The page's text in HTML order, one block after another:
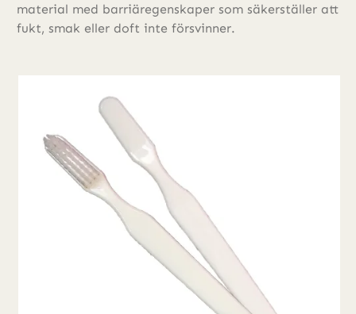
material med barriäregenskaper som säkerställer att
fukt, smak eller doft inte försvinner.